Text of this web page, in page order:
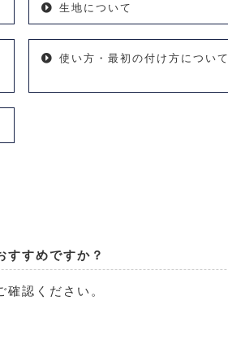
生地について
使い方・最初の付け方について
すすめですか？
認ください。